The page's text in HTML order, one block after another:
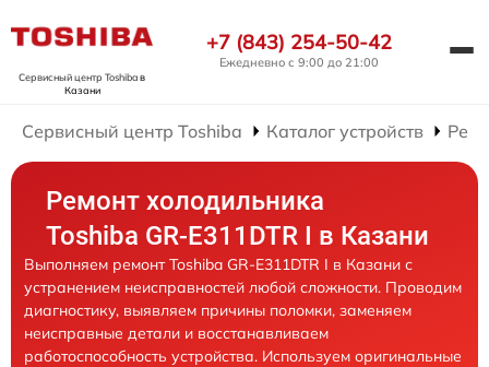
Сервисный центр Toshibaв
Казани
+7 (843) 254-50-42
Ежедневно с 9:00 до 21:00
Сервисный центр Toshiba Каталог устройств
Ремонт холодильника
Toshiba GR-E311DTR I в Казани
Выполняем ремонт Toshiba GR-E311DTR I в Казани с
устранением неисправностей любой сложности. Проводим
диагностику, выявляем причины поломки, заменяем
неисправные детали и восстанавливаем
работоспособность устройства. Используем оригинальные